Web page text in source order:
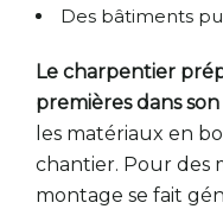
Des bâtiments
Le charpentier
premières dans
les matériaux en
chantier. Pour des
montage se fait